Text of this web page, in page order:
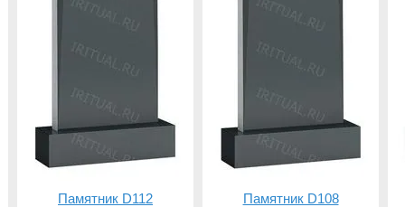
Памятник D112 Памятник D108